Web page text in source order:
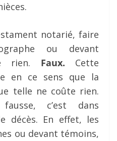
notarié, faire
ou devant
rien. Faux. Cette
en ce sens que la
telle ne coûte rien.
c’est dans
décès. En effet, les
ou devant témoins,